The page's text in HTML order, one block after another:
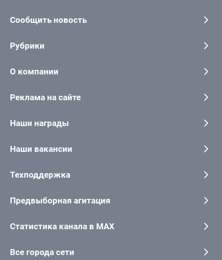
Сообщить новость
Рубрики
О компании
Реклама на сайте
Наши награды
Наши вакансии
Техподдержка
Предвыборная агитация
Статистика канала в MAX
Все города сети